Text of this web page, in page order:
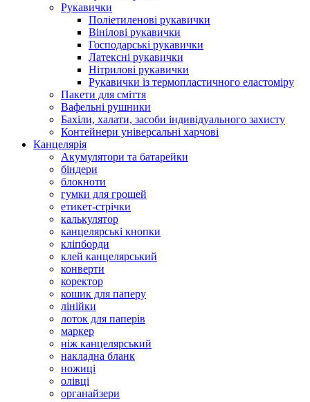
Рукавички
Поліетиленові рукавички
Вінілові рукавички
Господарські рукавички
Латексні рукавички
Нітрилові рукавички
Рукавички із термопластичного еластоміру
Пакети для сміття
Вафельні рушники
Бахіли, халати, засоби індивідуального захисту
Контейнери універсальні харчові
Канцелярія
Акумулятори та батарейки
біндери
блокноти
гумки для грошей
етикет-стрічки
калькулятор
канцелярські кнопки
кліпборди
клей канцелярський
конверти
коректор
кошик для паперу
лінійки
лоток для паперів
маркер
ніж канцелярський
накладна бланк
ножиці
олівці
органайзери